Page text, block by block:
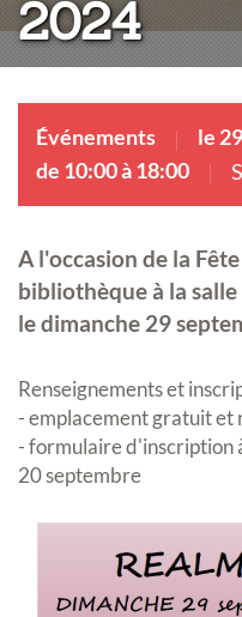
2024
Événements
le
de 10:00 à 18:00
A l'occasion de la
bibliothèque à la
le dimanche 29
Renseignements et
- emplacement gratuit
- formulaire d'inscription
20 septembre